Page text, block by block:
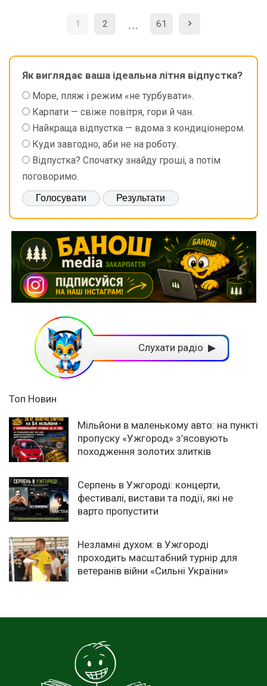
1 2 … 61
Як виглядає ваша ідеальна літня відпустка?
Море, пляж і режим «не турбувати».
Карпати — свіже повітря, гори й чан.
Найкраща відпустка — вдома з кондиціонером.
Куди завгодно, аби не на роботу.
Відпустка? Спочатку знайду гроші, а потім
поговоримо.
Слухати радіо ▶
Топ Новин
Мільйони в маленькому авто: на пункті
пропуску «Ужгород» з’ясовують
походження золотих злитків
Серпень в Ужгороді: концерти,
фестивалі, вистави та події, які не
варто пропустити
Незламні духом: в Ужгороді
проходить масштабний турнір для
ветеранів війни «Сильні України»